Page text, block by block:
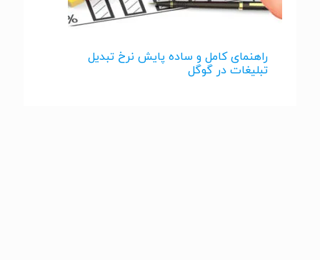
راهنمای کامل و ساده پایش نرخ تبدیل
تبلیغات در گوگل